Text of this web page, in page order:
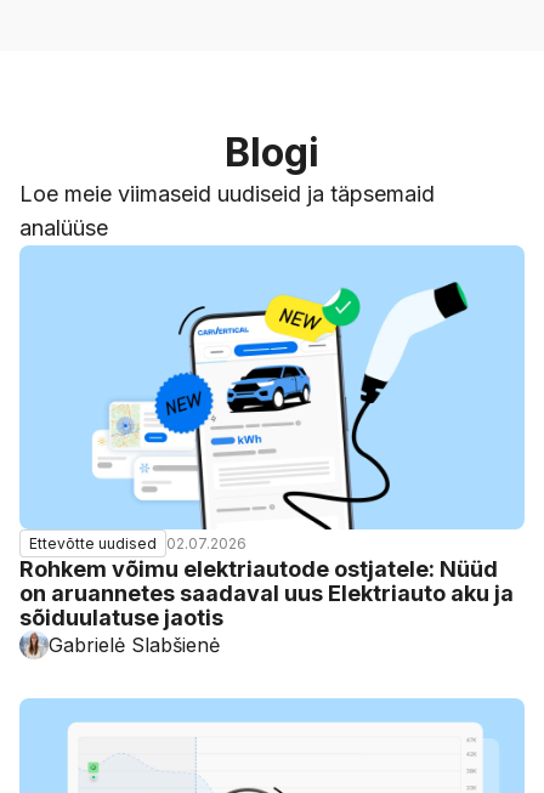
Blogi
Loe meie viimaseid uudiseid ja täpsemaid
analüüse
Ettevõtte uudised 02.07.2026
Rohkem võimu elektriautode ostjatele: Nüüd
on aruannetes saadaval uus Elektriauto aku ja
sõiduulatuse jaotis
Gabrielė Slabšienė